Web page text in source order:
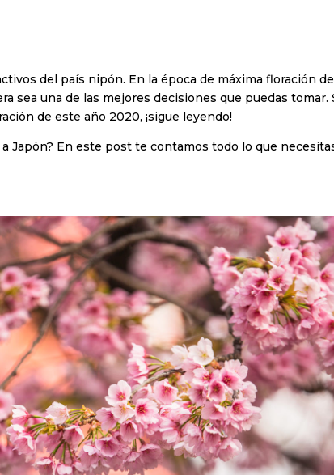
del país nipón. En la época de máxima floración
sea una de las mejores decisiones que puedas tomar.
de este año 2020, ¡sigue leyendo!
Japón? En este post te contamos todo lo que